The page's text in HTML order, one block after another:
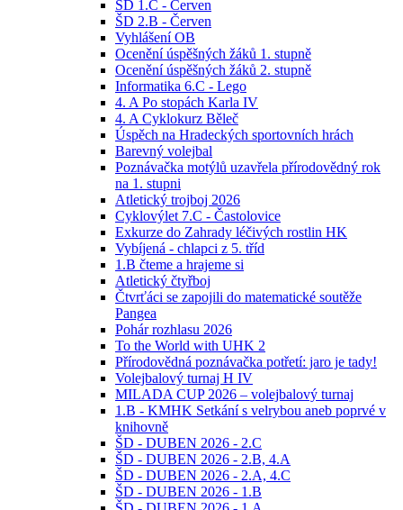
ŠD 1.C - Červen
ŠD 2.B - Červen
Vyhlášení OB
Ocenění úspěšných žáků 1. stupně
Ocenění úspěšných žáků 2. stupně
Informatika 6.C - Lego
4. A Po stopách Karla IV
4. A Cyklokurz Běleč
Úspěch na Hradeckých sportovních hrách
Barevný volejbal
Poznávačka motýlů uzavřela přírodovědný rok
na 1. stupni
Atletický trojboj 2026
Cyklovýlet 7.C - Častolovice
Exkurze do Zahrady léčivých rostlin HK
Vybíjená - chlapci z 5. tříd
1.B čteme a hrajeme si
Atletický čtyřboj
Čtvrťáci se zapojili do matematické soutěže
Pangea
Pohár rozhlasu 2026
To the World with UHK 2
Přírodovědná poznávačka potřetí: jaro je tady!
Volejbalový turnaj H IV
MILADA CUP 2026 – volejbalový turnaj
1.B - KMHK Setkání s velrybou aneb poprvé v
knihovně
ŠD - DUBEN 2026 - 2.C
ŠD - DUBEN 2026 - 2.B, 4.A
ŠD - DUBEN 2026 - 2.A, 4.C
ŠD - DUBEN 2026 - 1.B